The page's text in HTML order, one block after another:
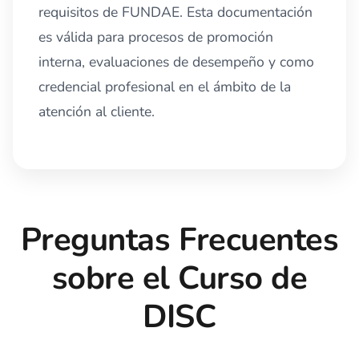
requisitos de FUNDAE. Esta documentación
es válida para procesos de promoción
interna, evaluaciones de desempeño y como
credencial profesional en el ámbito de la
atención al cliente.
Preguntas Frecuentes
sobre el Curso de
DISC